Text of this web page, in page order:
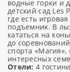
водные горки и
детский сад Les
где есть
подъемник. В
кататься на
до
спорта «Магия»,
интересных
Отели: 4